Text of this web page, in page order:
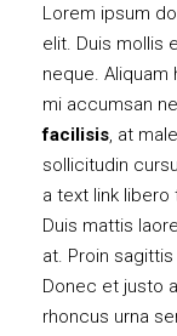
Lorem ipsum
elit. Duis mollis
neque. Aliquam
mi accumsan
facilisis , at
sollicitudin
a text link libero
Duis mattis
at. Proin
Donec et justo
rhoncus urna